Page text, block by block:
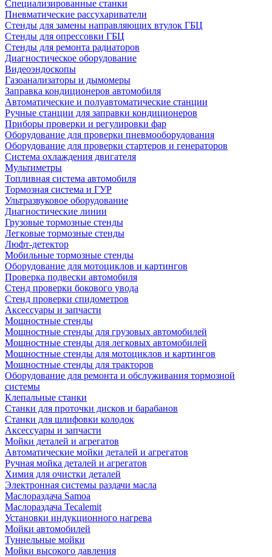
Специализированные станки
Пневматические рассухариватели
Стенды для замены направляющих втулок ГБЦ
Стенды для опрессовки ГБЦ
Стенды для ремонта радиаторов
Диагностическое оборудование
Видеоэндоскопы
Газоанализаторы и дымомеры
Заправка кондиционеров автомобиля
Автоматические и полуавтоматические станции
Ручные станции для заправки кондиционеров
Приборы проверки и регулировки фар
Оборудование для проверки пневмооборудования
Оборудование для проверки стартеров и генераторов
Система охлаждения двигателя
Мультиметры
Топливная система автомобиля
Тормозная система и ГУР
Ультразвуковое оборудование
Диагностические линии
Грузовые тормозные стенды
Легковые тормозные стенды
Люфт-детектор
Мобильные тормозные стенды
Оборудование для мотоциклов и картингов
Проверка подвески автомобиля
Стенд проверки бокового увода
Стенд проверки спидометров
Аксессуары и запчасти
Мощностные стенды
Мощностные стенды для грузовых автомобилей
Мощностные стенды для легковых автомобилей
Мощностные стенды для мотоциклов и картингов
Мощностные стенды для тракторов
Оборудование для ремонта и обслуживания тормозной
системы
Клепальные станки
Станки для проточки дисков и барабанов
Станки для шлифовки колодок
Аксессуары и запчасти
Мойки деталей и агрегатов
Автоматические мойки деталей и агрегатов
Ручная мойка деталей и агрегатов
Химия для очистки деталей
Электронная системы раздачи масла
Маслораздача Samoa
Маслораздача Tecalemit
Установки индукционного нагрева
Мойки автомобилей
Туннельные мойки
Мойки высокого давления